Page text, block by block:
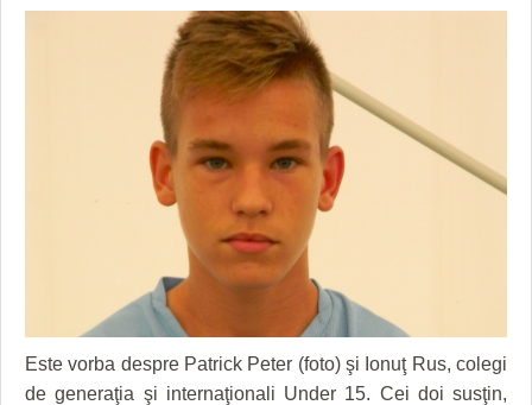
ZÂMBETE AMARE
GRĂDINA TAICII DOMNULUI
ZIARISTU’ DE TERASĂ
CU OIŞTEA-N KIERKEGAARD
FINANŢĂRI DE LA A LA Z
CRONICĂ DE FILM
UNDE MERGEM
FILME DOCUMENTARE
CLIPURI VIDEO
JOCURI ONLINE
ACCIDENTE
ANUNŢURI
INFO SI UTILE
INVATAMANT
JUSTITIE
FILME DOCUMENTARE
Este vorba despre Patrick Peter (foto) şi Ionuţ Rus, colegi
de generaţia şi internaţionali Under 15. Cei doi susţin,